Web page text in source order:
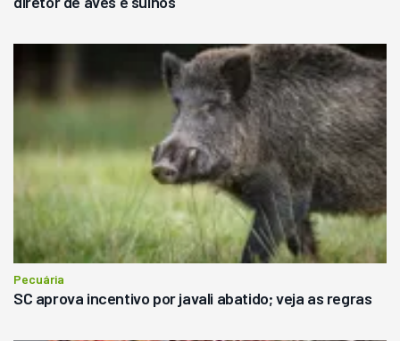
Pecuária
SC aprova incentivo por javali abatido; veja as regras